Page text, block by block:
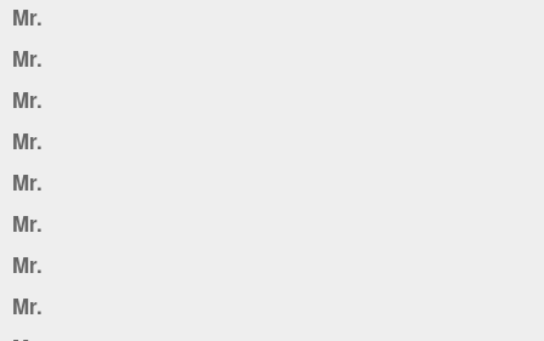
Mr.
Mr.
Mr.
Mr.
Mr.
Mr.
Mr.
Mr.